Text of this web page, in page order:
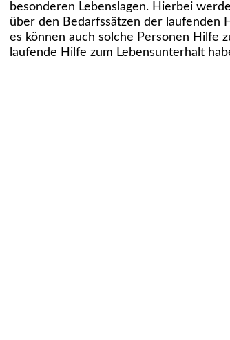
besonderen Lebenslagen. Hierbei
über den Bedarfssätzen der laufenden
es können auch solche Personen Hilfe
laufende Hilfe zum Lebensunterhalt